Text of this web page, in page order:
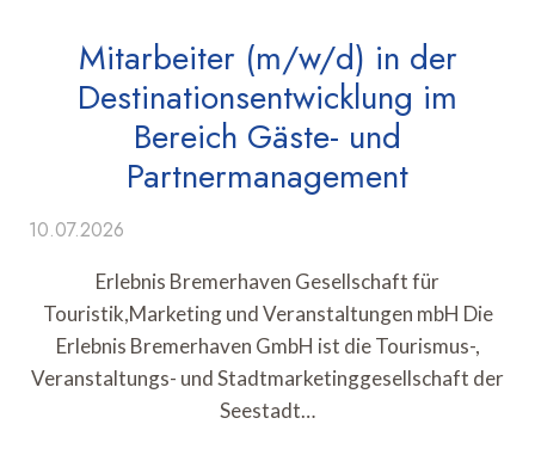
Mitarbeiter (m/w/d) in der
Destinationsentwicklung im
Bereich Gäste- und
Partnermanagement
10.07.2026
Erlebnis Bremerhaven Gesellschaft für
Touristik,Marketing und Veranstaltungen mbH Die
Erlebnis Bremerhaven GmbH ist die Tourismus-,
Veranstaltungs- und Stadtmarketinggesellschaft der
Seestadt…